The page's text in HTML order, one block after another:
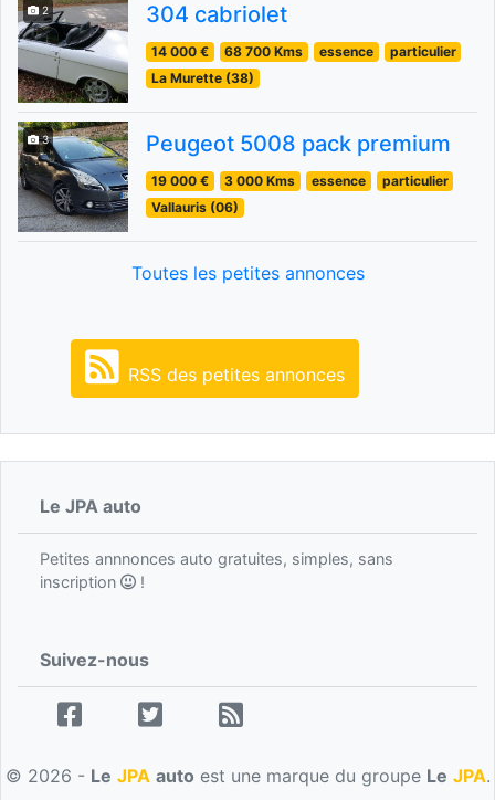
2 304 cabriolet
14 000 € 68 700 Kms essence
particulier
La Murette (38)
3 Peugeot 5008 pack premium
19 000 € 3 000 Kms essence
particulier
Vallauris (06)
Toutes les petites annonces
RSS des petites annonces
Le JPA auto
Petites annnonces auto gratuites, simples, sans
inscription
!
Suivez-nous
© 2026 - Le JPA auto est une marque du groupe Le JPA.